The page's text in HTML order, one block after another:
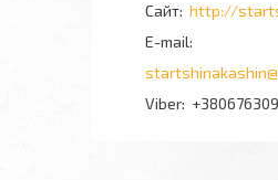
http://